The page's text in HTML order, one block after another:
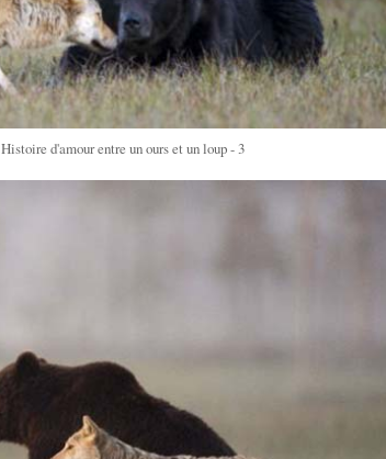
Histoire d'amour entre un ours et un loup - 3